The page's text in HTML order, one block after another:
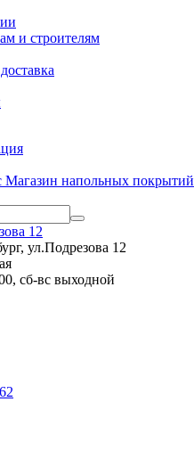
и строителям
Магазин напольных покрытий
12
ул.Подрезова 12
сб-вс выходной